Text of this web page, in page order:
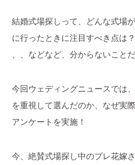
結婚式場探しって、どんな式場
に行ったときに注目すべき点は？
、、などなど、分からないこと
今回ウェディングニュースでは
を重視して選んだのか、なぜ実
アンケートを実施！
今、絶賛式場探し中のプレ花嫁